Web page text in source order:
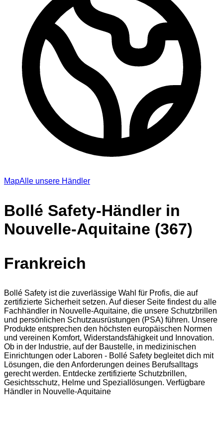
MapAlle unsere Händler
Bollé Safety-Händler in
Nouvelle-Aquitaine (367)
Frankreich
Bollé Safety ist die zuverlässige Wahl für Profis, die auf
zertifizierte Sicherheit setzen. Auf dieser Seite findest du alle
Fachhändler in Nouvelle-Aquitaine, die unsere Schutzbrillen
und persönlichen Schutzausrüstungen (PSA) führen. Unsere
Produkte entsprechen den höchsten europäischen Normen
und vereinen Komfort, Widerstandsfähigkeit und Innovation.
Ob in der Industrie, auf der Baustelle, in medizinischen
Einrichtungen oder Laboren - Bollé Safety begleitet dich mit
Lösungen, die den Anforderungen deines Berufsalltags
gerecht werden. Entdecke zertifizierte Schutzbrillen,
Gesichtsschutz, Helme und Speziallösungen. Verfügbare
Händler in Nouvelle-Aquitaine